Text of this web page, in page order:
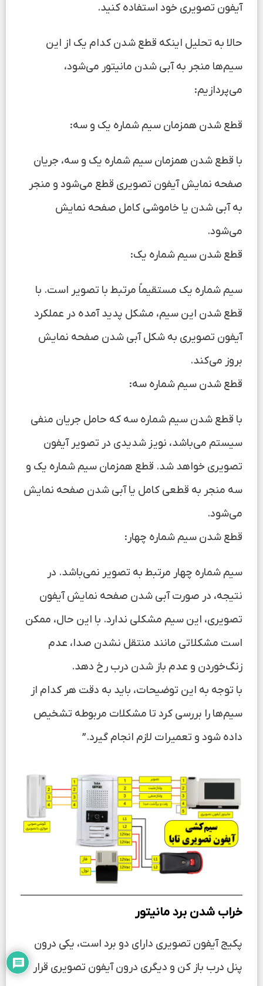
آیفون تصویری خود استفاده کنید.
حالا به تحلیل اینکه قطع شدن کدام یک از این
سیم‌ها منجر به آبی شدن مانیتور می‌شود،
می‌پردازیم:
قطع شدن همزمان سیم شماره یک و سه:
با قطع شدن همزمان سیم شماره یک و سه، جریان
صفحه نمایش آیفون تصویری قطع می‌شود و منجر
به آبی شدن یا خاموشی کامل صفحه نمایش
می‌شود.
قطع شدن سیم شماره یک:
سیم شماره یک مستقیماً مرتبط با تصویر است. با
قطع شدن این سیم، مشکل پدید آمده در عملکرد
آیفون تصویری به شکل آبی شدن صفحه نمایش
بروز می‌کند.
قطع شدن سیم شماره سه:
با قطع شدن سیم شماره سه که حامل جریان منفی
سیستم می‌باشد، نویز شدیدی در تصویر آیفون
تصویری خواهد شد. قطع همزمان سیم شماره یک و
سه منجر به قطعی کامل یا آبی شدن صفحه نمایش
می‌شود.
قطع شدن سیم شماره چهار:
سیم شماره چهار مرتبط به تصویر نمی‌باشد. در
نتیجه، در صورت آبی شدن صفحه نمایش آیفون
تصویری، این سیم مشکلی ندارد. با این حال، ممکن
است مشکلاتی مانند منتقل نشدن صدا، عدم
زنگ‌خوردن و عدم باز شدن درب رخ دهد.
با توجه به این توضیحات، باید به دقت هر کدام از
سیم‌ها را بررسی کرد تا مشکلات مربوطه تشخیص
داده شود و تعمیرات لازم انجام گیرد.”
خراب شدن برد مانیتور
پکیج آیفون تصویری دارای دو برد است، یکی درون
پنل درب باز کن و دیگری درون آیفون تصویری قرار